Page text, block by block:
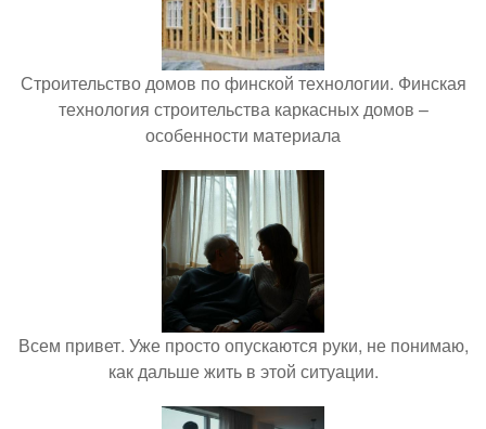
Строительство домов по финской технологии. Финская
технология строительства каркасных домов –
особенности материала
Всем привет. Уже просто опускаются руки, не понимаю,
как дальше жить в этой ситуации.